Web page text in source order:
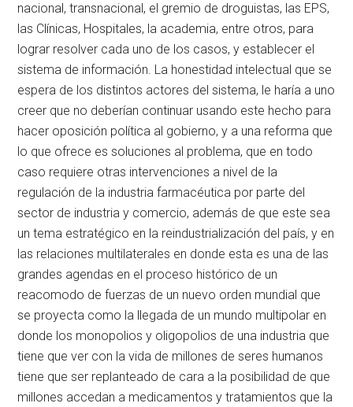
nacional, transnacional, el gremio de droguistas, las EPS,
las Clínicas, Hospitales, la academia, entre otros, para
lograr resolver cada uno de los casos, y establecer el
sistema de información. La honestidad intelectual que se
espera de los distintos actores del sistema, le haría a uno
creer que no deberían continuar usando este hecho para
hacer oposición política al gobierno, y a una reforma que
lo que ofrece es soluciones al problema, que en todo
caso requiere otras intervenciones a nivel de la
regulación de la industria farmacéutica por parte del
sector de industria y comercio, además de que este sea
un tema estratégico en la reindustrialización del país, y en
las relaciones multilaterales en donde esta es una de las
grandes agendas en el proceso histórico de un
reacomodo de fuerzas de un nuevo orden mundial que
se proyecta como la llegada de un mundo multipolar en
donde los monopolios y oligopolios de una industria que
tiene que ver con la vida de millones de seres humanos
tiene que ser replanteado de cara a la posibilidad de que
millones accedan a medicamentos y tratamientos que la